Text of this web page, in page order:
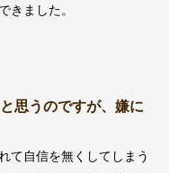
きました。
思うのですが、嫌に
て自信を無くしてしまう